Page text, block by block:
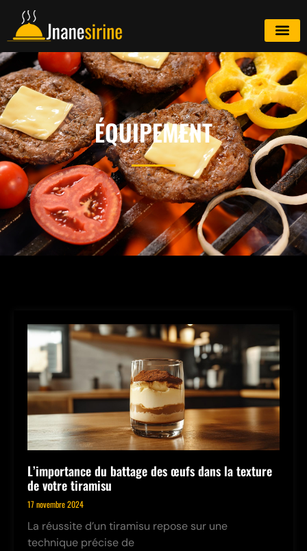
ÉQUIPEMENT
L’importance du battage des œufs dans la texture
de votre tiramisu
17 novembre 2024
La réussite d’un tiramisu repose sur une
technique précise de